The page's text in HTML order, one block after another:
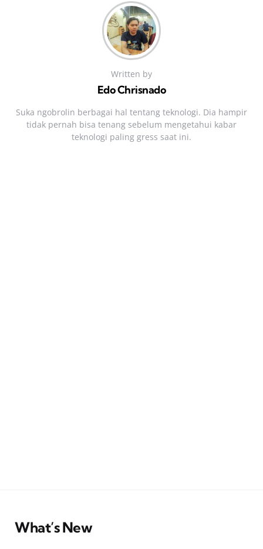
Written by
Edo Chrisnado
Suka ngobrolin berbagai hal tentang teknologi. Dia hampir
tidak pernah bisa tenang sebelum mengetahui kabar
teknologi paling gress saat ini.
What’s New